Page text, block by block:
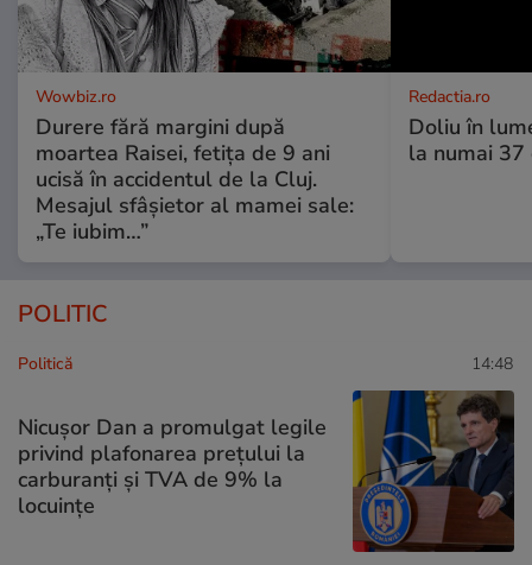
Wowbiz.ro
Durere fără margini după
moartea Raisei, fetița de 9 ani
ucisă în accidentul de la Cluj.
Mesajul sfâșietor al mamei sale:
„Te iubim…”
Redactia.ro
Doliu în
la numai 37
POLITIC
Politică 14:48
Nicușor Dan a promulgat legile
privind plafonarea prețului la
carburanți și TVA de 9% la
locuințe